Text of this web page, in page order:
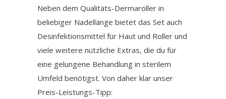
Neben dem Qualitäts-Dermaroller in
beliebiger Nadellänge bietet das Set auch
Desinfektionsmittel für Haut und Roller und
viele weitere nützliche Extras, die du für
eine gelungene Behandlung in sterilem
Umfeld benötigst. Von daher klar unser
Preis-Leistungs-Tipp: